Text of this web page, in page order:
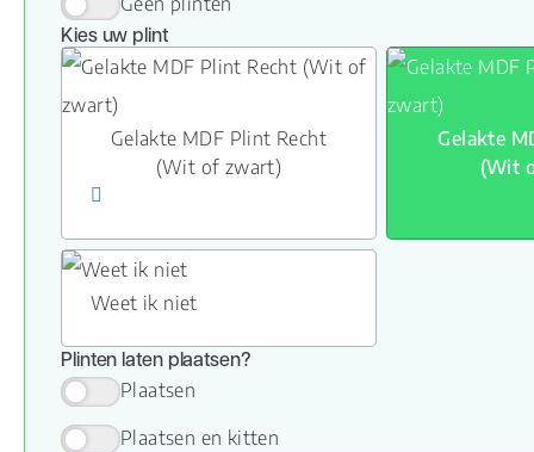
Kies uw plint
Gelakte MDF Plint Recht
(Wit of zwart)
Gelakte
(Wit
Weet ik niet
Plinten laten plaatsen?
Plaatsen
Plaatsen en kitten